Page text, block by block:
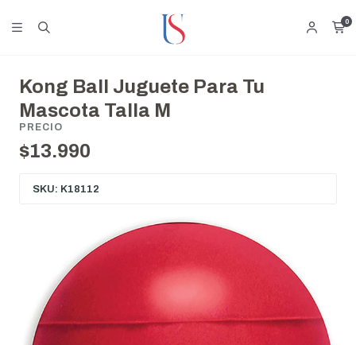
0
Kong Ball Juguete Para Tu
Mascota Talla M
PRECIO
$13.990
SKU: K18112